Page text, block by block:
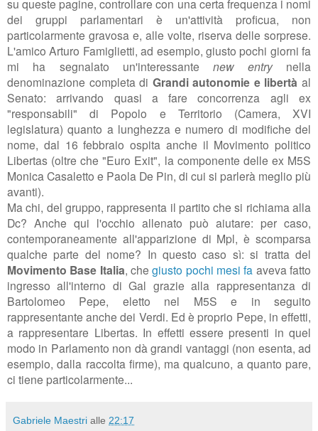
su queste pagine, controllare con una certa frequenza i nomi
dei gruppi parlamentari è un'attività proficua, non
particolarmente gravosa e, alle volte, riserva delle sorprese.
L'amico Arturo Famiglietti, ad esempio, giusto pochi giorni fa
mi ha segnalato un'interessantenew entrynella
denominazione completa di Grandi autonomie e libertà al
Senato: arrivando quasi a fare concorrenza agli ex
"responsabili" di Popolo e Territorio (Camera, XVI
legislatura) quanto a lunghezza e numero di modifiche del
nome, dal 16 febbraio ospita anche il Movimento politico
Libertas (oltre che "Euro Exit", la componente delle ex M5S
Monica Casaletto e Paola De Pin, di cui si parlerà meglio più
avanti).
Ma chi, del gruppo, rappresenta il partito che si richiama alla
Dc? Anche qui l'occhio allenato può aiutare: per caso,
contemporaneamente all'apparizione di Mpl, è scomparsa
qualche parte del nome? In questo caso sì: si tratta del
Movimento Base Italia, chegiusto pochi mesi fa aveva fatto
ingresso all'interno di Gal grazie alla rappresentanza di
Bartolomeo Pepe, eletto nel M5S e in seguito
rappresentante anche dei Verdi. Ed è proprio Pepe, in effetti,
a rappresentare Libertas. In effetti essere presenti in quel
modo in Parlamento non dà grandi vantaggi (non esenta, ad
esempio, dalla raccolta firme), ma qualcuno, a quanto pare,
ci tiene particolarmente...
Gabriele Maestri alle 22:17